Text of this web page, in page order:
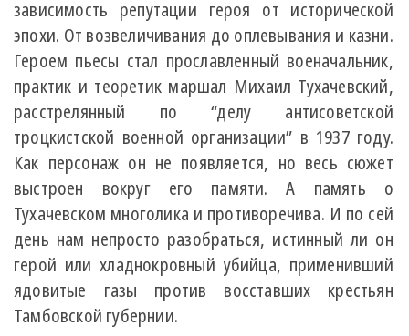
зависимость репутации героя от исторической
эпохи. От возвеличивания до оплевывания и казни.
Героем пьесы стал прославленный военачальник,
практик и теоретик маршал Михаил Тухачевский,
расстрелянный по “делу антисоветской
троцкистской военной организации” в 1937 году.
Как персонаж он не появляется, но весь сюжет
выстроен вокруг его памяти. А память о
Тухачевском многолика и противоречива. И по сей
день нам непросто разобраться, истинный ли он
герой или хладнокровный убийца, применивший
ядовитые газы против восставших крестьян
Тамбовской губернии.